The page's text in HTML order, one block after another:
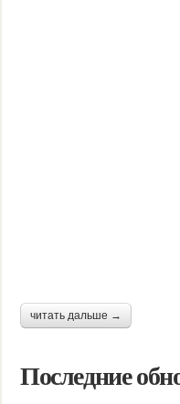
читать дальше →
Последние